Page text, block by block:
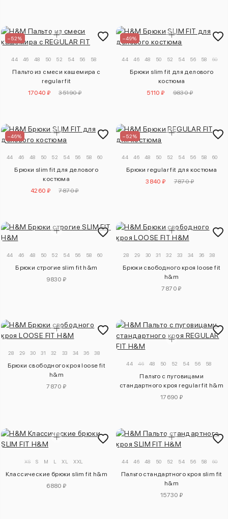
–52%
44 46 48 50 52 54 56 58
Пальто из смеси кашемира с
regular fit
17040 ₽
35190 ₽
–49%
44 46 48 50 52 54 56 58 60
Брюки slim fit для делового
костюма
5110 ₽
9830 ₽
–46%
44 46 48 50 52 54 56 58 60
Брюки slim fit для делового
костюма
4260 ₽
7870 ₽
–52%
44 46 48 50 52 54 56 58 60
Брюки regular fit для костюма
3840 ₽
7870 ₽
44 46 48 50 52 54 56 58 60
Брюки строгие slim fit h&m
9830 ₽
28 29 30 31 32 33 34 36 38
Брюки свободного кроя loose fit
h&m
7870 ₽
28 29 30 31 32 33 34 36 38
Брюки свободного кроя loose fit
h&m
7870 ₽
44 46 48 50 52 54 56 58
Пальто с пуговицами
стандартного кроя regular fit h&m
17690 ₽
XS S M L XL XXL
Классические брюки slim fit h&m
6880 ₽
44 46 48 50 52 54 56 58 60
Пальто стандартного кроя slim fit
h&m
15730 ₽